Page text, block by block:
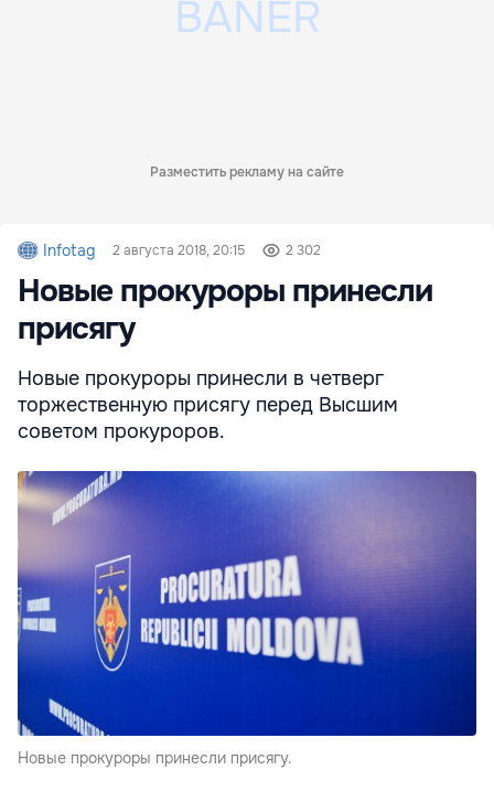
Разместить рекламу на сайте
Infotag 2 августа 2018, 20:15 2 302
Новые прокуроры принесли
присягу
Новые прокуроры принесли в четверг
торжественную присягу перед Высшим
советом прокуроров.
Новые прокуроры принесли присягу.